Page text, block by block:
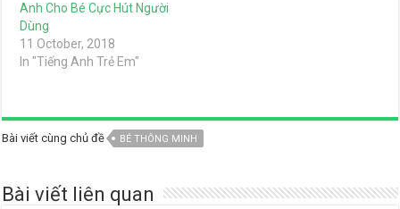
Anh Cho Bé Cực Hút Người
Dùng
11 October, 2018
In "Tiếng Anh Trẻ Em"
Bài viết cùng chủ đề BÉ THÔNG MINH
Bài viết liên quan